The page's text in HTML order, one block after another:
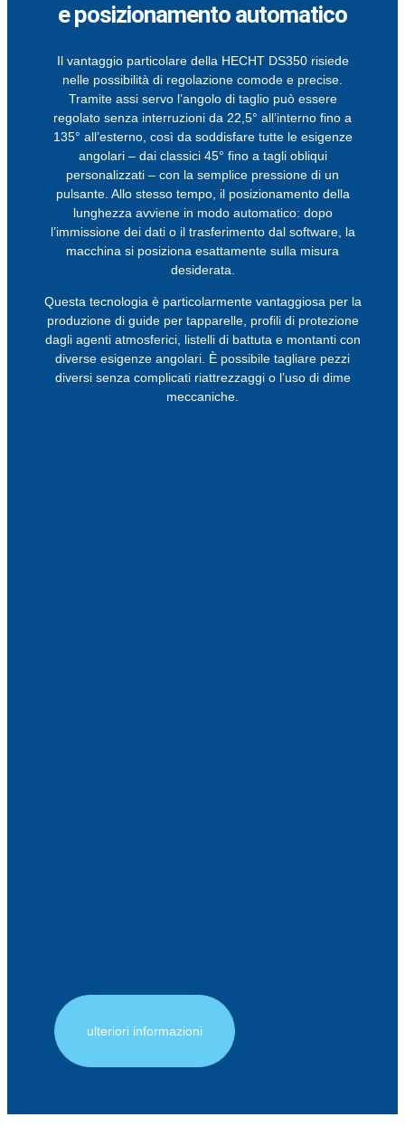
e posizionamento automatico
Il vantaggio particolare della HECHT DS350 risiede
nelle possibilità di regolazione comode e precise.
Tramite assi servo l’angolo di taglio può essere
regolato senza interruzioni da 22,5° all’interno fino a
135° all’esterno, così da soddisfare tutte le esigenze
angolari – dai classici 45° fino a tagli obliqui
personalizzati – con la semplice pressione di un
pulsante. Allo stesso tempo, il posizionamento della
lunghezza avviene in modo automatico: dopo
l’immissione dei dati o il trasferimento dal software, la
macchina si posiziona esattamente sulla misura
desiderata.
Questa tecnologia è particolarmente vantaggiosa per la
produzione di guide per tapparelle, profili di protezione
dagli agenti atmosferici, listelli di battuta e montanti con
diverse esigenze angolari. È possibile tagliare pezzi
diversi senza complicati riattrezzaggi o l’uso di dime
meccaniche.
ulteriori informazioni